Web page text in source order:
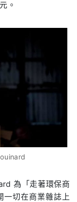
。
為「走著環保商
一切在商業雜誌上